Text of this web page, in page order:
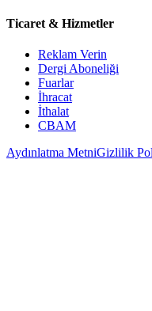
Ticaret & Hizmetler
Reklam Verin
Dergi Aboneliği
Fuarlar
İhracat
İthalat
CBAM
Aydınlatma MetniGizlilik